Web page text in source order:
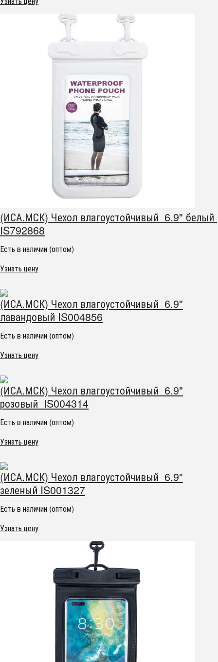
(ИСА.МСК) Чехол влагоустойчивый 6.9" белый
IS792868
Есть в наличии (оптом)
Узнать цену
(ИСА.МСК) Чехол влагоустойчивый 6.9"
лавандовый IS004856
Есть в наличии (оптом)
Узнать цену
(ИСА.МСК) Чехол влагоустойчивый 6.9"
розовый IS004314
Есть в наличии (оптом)
Узнать цену
(ИСА.МСК) Чехол влагоустойчивый 6.9"
зеленый IS001327
Есть в наличии (оптом)
Узнать цену